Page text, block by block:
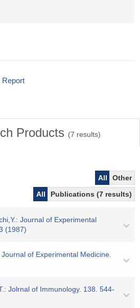
Report
Products (7 results)
All
Other
All
Publications (7 results)
Journal of Experimental
(1987)
of Experimental Medicine.
Jolrnal of Immunology. 138. 544-